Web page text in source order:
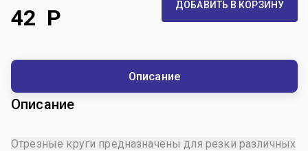
42 Р ДОБАВИТЬ В КОРЗИНУ
Описание
Описание
Отрезные круги предназначены для резки различных